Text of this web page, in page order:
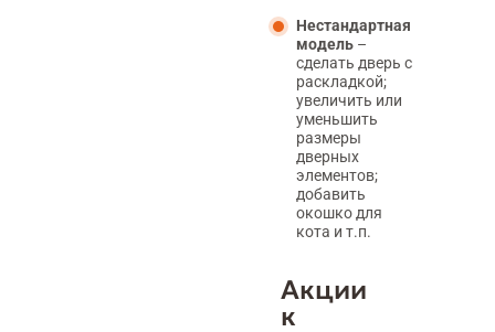
Нестандартная
модель –
сделать дверь с
раскладкой;
увеличить или
уменьшить
размеры
дверных
элементов;
добавить
окошко для
кота и т.п.
Акции
к